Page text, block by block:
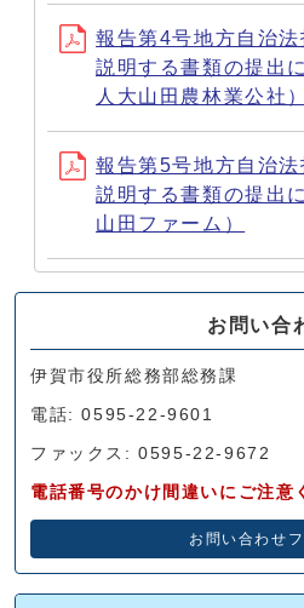
報告第4号地方自治
説明する書類の提出
人大山田農林業公社）
報告第5号地方自治
説明する書類の提出
山田ファーム）
お問い合
伊賀市役所総務部総務課
電話: 0595-22-9601
ファックス: 0595-22-9672
電話番号のかけ間違いにご注意
お問い合わせ